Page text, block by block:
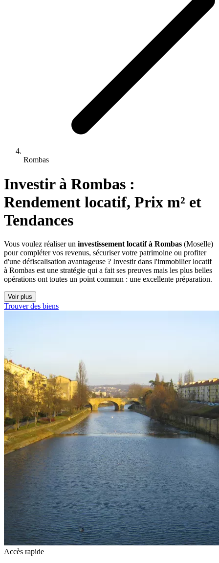
Rombas
Investir à Rombas :
Rendement locatif, Prix m² et
Tendances
Vous voulez réaliser un investissement locatif à Rombas (Moselle)
pour compléter vos revenus, sécuriser votre patrimoine ou profiter
d'une défiscalisation avantageuse ? Investir dans l'immobilier locatif
à Rombas est une stratégie qui a fait ses preuves mais les plus belles
opérations ont toutes un point commun : une excellente préparation.
Voir plus
Trouver des biens
Accès rapide